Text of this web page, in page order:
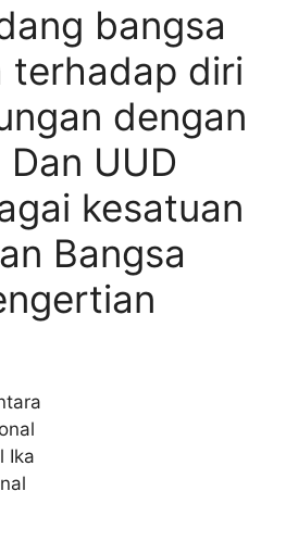
bangsa
terhadap diri
dengan
UUD
kesatuan
Bangsa
Ika